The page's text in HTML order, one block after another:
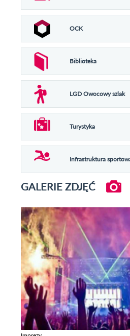
OCK
Biblioteka
LGD Owocowy szlak
Turystyka
Infrastruktura
GALERIE ZDJĘĆ